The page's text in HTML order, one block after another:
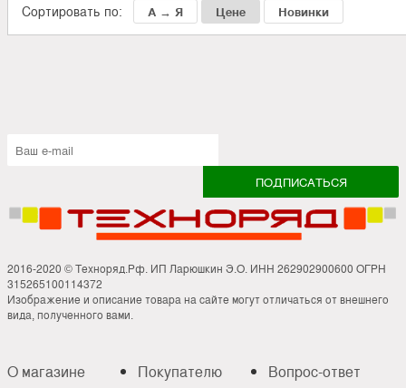
Сортировать по: А → Я Цене Новинки
2016-2020 © Техноряд.Рф. ИП Ларюшкин Э.О. ИНН 262902900600 ОГРН
315265100114372
Изображение и описание товара на сайте могут отличаться от внешнего
вида, полученного вами.
О магазине
Покупателю
Вопрос-ответ